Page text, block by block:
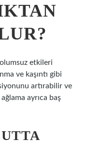
olumsuz etkileri
ve kaşıntı gibi
artırabilir ve
ağlama ayrıca baş